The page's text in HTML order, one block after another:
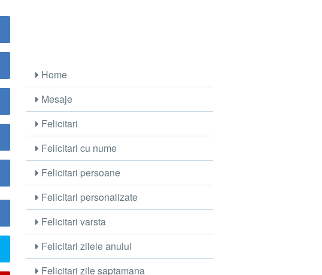
Home
Mesaje
Felicitari
Felicitari cu nume
Felicitari persoane
Felicitari personalizate
Felicitari varsta
Felicitari zilele anului
Felicitari zile saptamana